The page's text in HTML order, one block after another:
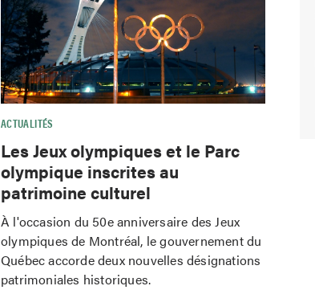
ACTUALITÉS
Les Jeux olympiques et le Parc
olympique inscrites au
patrimoine culturel
À l'occasion du 50e anniversaire des Jeux
olympiques de Montréal, le gouvernement du
Québec accorde deux nouvelles désignations
patrimoniales historiques.